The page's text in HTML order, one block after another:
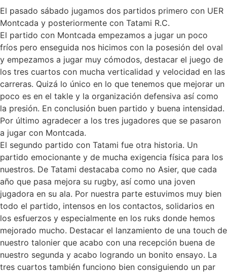
El pasado sábado jugamos dos partidos primero con UER
Montcada y posteriormente con Tatami R.C.
El partido con Montcada empezamos a jugar un poco
fríos pero enseguida nos hicimos con la posesión del oval
y empezamos a jugar muy cómodos, destacar el juego de
los tres cuartos con mucha verticalidad y velocidad en las
carreras. Quizá lo único en lo que tenemos que mejorar un
poco es en el takle y la organización defensiva así como
la presión. En conclusión buen partido y buena intensidad.
Por último agradecer a los tres jugadores que se pasaron
a jugar con Montcada.
El segundo partido con Tatami fue otra historia. Un
partido emocionante y de mucha exigencia física para los
nuestros. De Tatami destacaba como no Asier, que cada
año que pasa mejora su rugby, así como una joven
jugadora en su ala. Por nuestra parte estuvimos muy bien
todo el partido, intensos en los contactos, solidarios en
los esfuerzos y especialmente en los ruks donde hemos
mejorado mucho. Destacar el lanzamiento de una touch de
nuestro talonier que acabo con una recepción buena de
nuestro segunda y acabo logrando un bonito ensayo. La
tres cuartos también funciono bien consiguiendo un par